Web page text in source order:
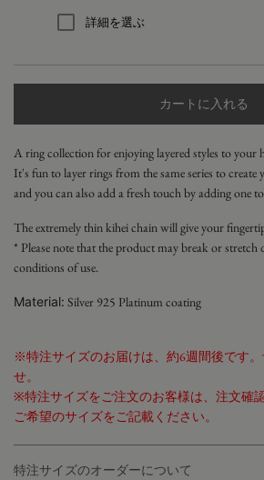
詳細を選ぶ
カートに入れる
A ring collection for enjoying layered styles to your
It's fun to layer rings from the same series to
and you can also add a fresh touch by adding one
The extremely thin kihei chain will give your
* Please note that the product may break or stretch
conditions of use.
Material: Silver 925 Platinum coating
※特注サイズのお届けは、約6週間後です
せ。
※特注サイズをご注文のお客様は、注文確
ご希望のサイズをご記載ください。
特注サイズのオーダーについて